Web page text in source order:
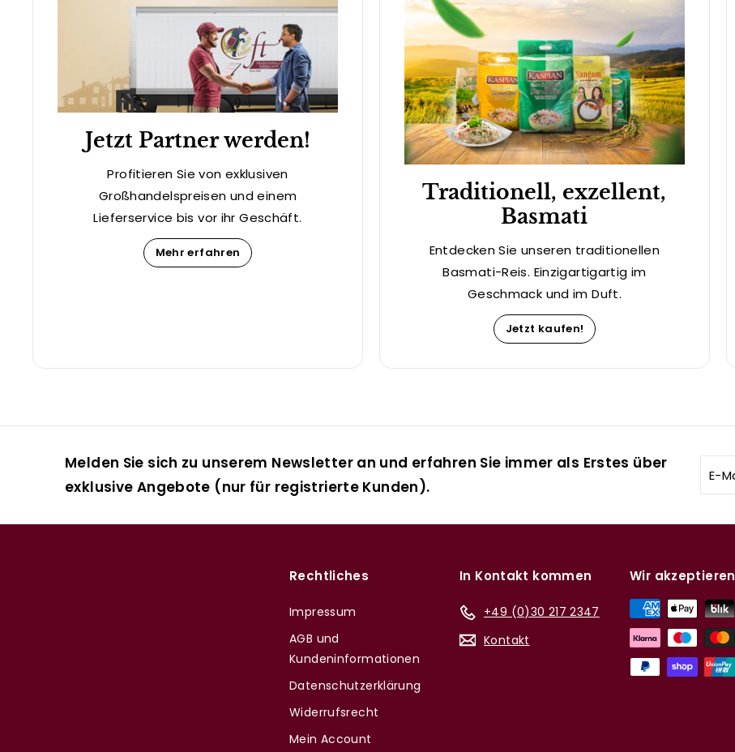
Jetzt Partner werden!
Profitieren Sie von exklusiven
Großhandelspreisen und einem
Lieferservice bis vor ihr Geschäft.
Mehr erfahren
Traditionell, exzellent,
Basmati
Entdecken Sie unseren traditionellen
Basmati-Reis. Einzigartigartig im
Geschmack und im Duft.
Jetzt kaufen!
Melden Sie sich zu unserem Newsletter an und erfahren Sie immer als Erstes über
exklusive Angebote (nur für registrierte Kunden).
Mail
Rechtliches
Impressum
AGB und
Kundeninformationen
Datenschutzerklärung
Widerrufsrecht
Mein Account
In Kontakt kommen
+49 (0)30 217 2347
Kontakt
Wir akzeptieren